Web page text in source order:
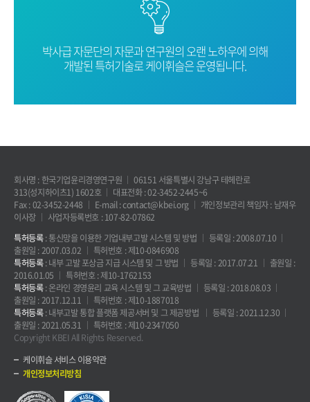
박사급 자문단의 자문과 연구원의 오랜노하우에 의해
개발된 특허기술로케이휘슬은 운영됩니다.
회사명 : 한국기업윤리경영연구원
06151 서울특별시 강남구 테헤란로
313(성지하이츠1) 1602호
대표전화 : 02-3452-2445~6
Fax : 02-3452-2448
E-mail : contact@kbei.org
개인정보관리 책임자 : 남재우
이사장
사업자등록번호 : 107-82-07862
특허등록: 통신망을 이용한 기업내부고발 시스템 및 방법
등록일 : 2008.07.10
출원일 : 2007.03.02
특허번호 : 제10-0846908
특허등록: 내부 고발 포상금 지급 시스템 및 그 방법 등록일 : 2017.07.21
출원일 :
2016.01.05
특허번호 : 제10-1762153
특허등록: 온라인 경영윤리 교육 시스템 및 그 교육방법
등록일 : 2018.08.03
출원일 : 2017.12.11
특허번호 : 제10-1887018
특허등록: 내부고발 통합 플랫폼 제공서버 및 그 제공방법
등록일 : 2021.12.30
출원일 : 2021.05.31
특허번호 : 제10-2347050
Copyright KBEI All Rights Reserved.
케이휘슬 서비스 이용약관
개인정보처리방침